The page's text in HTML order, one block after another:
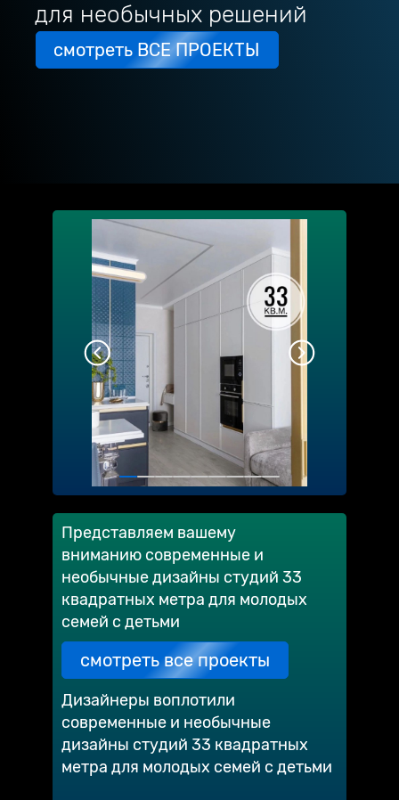
для необычных решений
смотреть ВСЕ ПРОЕКТЫ
Представляем вашему
вниманию современные и
необычные дизайны студий 33
квадратных метра для молодых
семей с детьми
смотреть все проекты
Дизайнеры воплотили
современные и необычные
дизайны студий 33 квадратных
метра для молодых семей с детьми